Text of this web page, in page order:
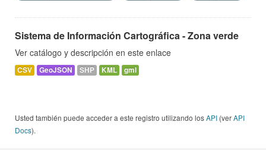
Sistema de Información Cartográfica - Zona verde
Ver catálogo y descripción en este enlace
CSV GeoJSON SHP KML gml
Usted también puede acceder a este registro utilizando losAPI (verAPI
Docs).